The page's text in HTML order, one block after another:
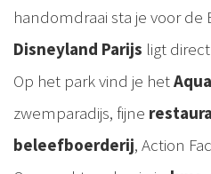
handomdraai sta je voor de
Disneyland Parijs ligt
Op het park vind je het
zwemparadijs, fijne
beleefboerderij, Action